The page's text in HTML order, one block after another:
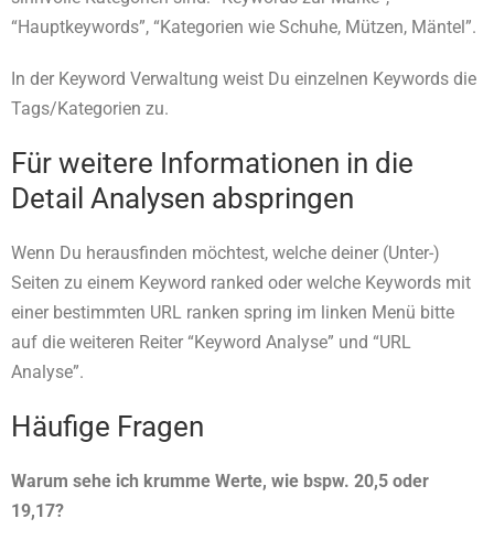
“Hauptkeywords”, “Kategorien wie Schuhe, Mützen, Mäntel”.
In der Keyword Verwaltung weist Du einzelnen Keywords die
Tags/Kategorien zu.
Für weitere Informationen in die
Detail Analysen abspringen
Wenn Du herausfinden möchtest, welche deiner (Unter-)
Seiten zu einem Keyword ranked oder welche Keywords mit
einer bestimmten URL ranken spring im linken Menü bitte
auf die weiteren Reiter “Keyword Analyse” und “URL
Analyse”.
Häufige Fragen
Warum sehe ich krumme Werte, wie bspw. 20,5 oder
19,17?